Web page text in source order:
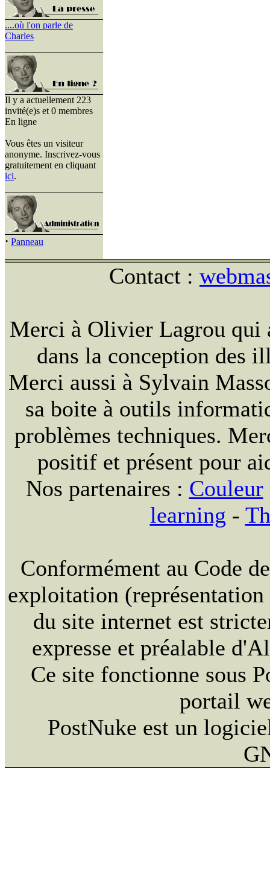
....où l'on parle de
Charles
Il y a actuellement 223
invité(e)s et 0 membres
En ligne
Vous êtes un visiteur
anonyme. Inscrivez-vous
gratuitement en cliquant
ici.
· Panneau
Contact :
Merci à Olivier Lagrou qui
dans la conception des
Merci aussi à Sylvain
sa boite à outils
problèmes techniques.
positif et présent pour
Nos partenaires : Couleur
learning -
Conformément au Code
exploitation
du site internet est
expresse et préalable
Ce site fonctionne sous
portail
PostNuke est un